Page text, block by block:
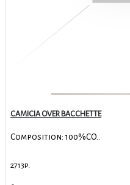
CAMICIA OVER BACCHETTE
Composition: 100%CO..
2713р.